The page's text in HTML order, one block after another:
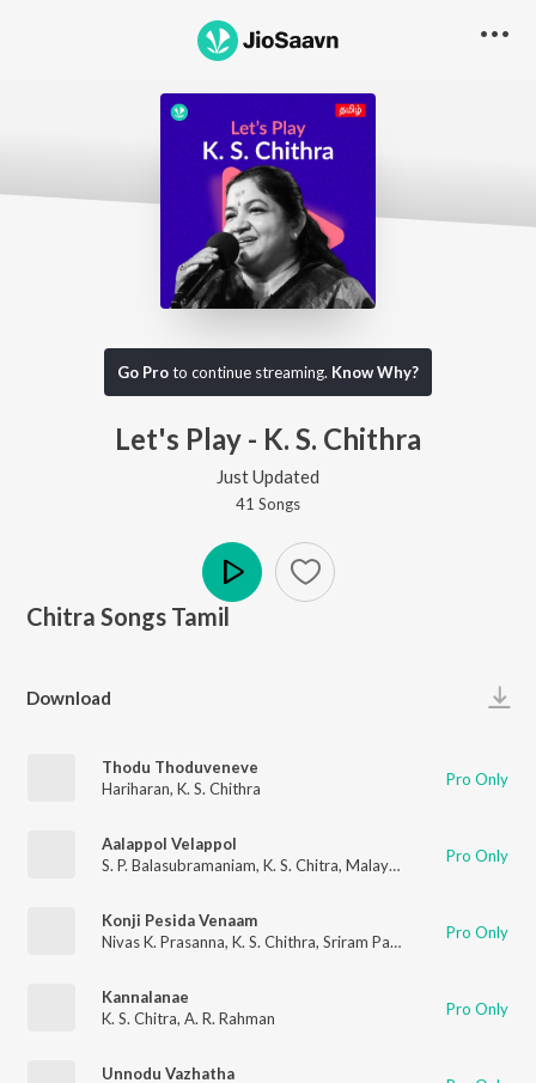
Go Proto continue streaming. Know Why?
Let's Play - K. S. Chithra
Just Updated
41 Songs
Play
Chitra Songs Tamil
Download
Thodu Thoduveneve
Hariharan, K. S. Chithra Pro Only
Aalappol Velappol
S. P. Balasubramaniam, K. S. Chitra, Malaysia Vasudevan Pro Only
Konji Pesida Venaam
Nivas K. Prasanna, K. S. Chithra, Sriram Parthasaarathy Pro Only
Kannalanae
K. S. Chitra, A. R. Rahman Pro Only
Unnodu Vazhatha